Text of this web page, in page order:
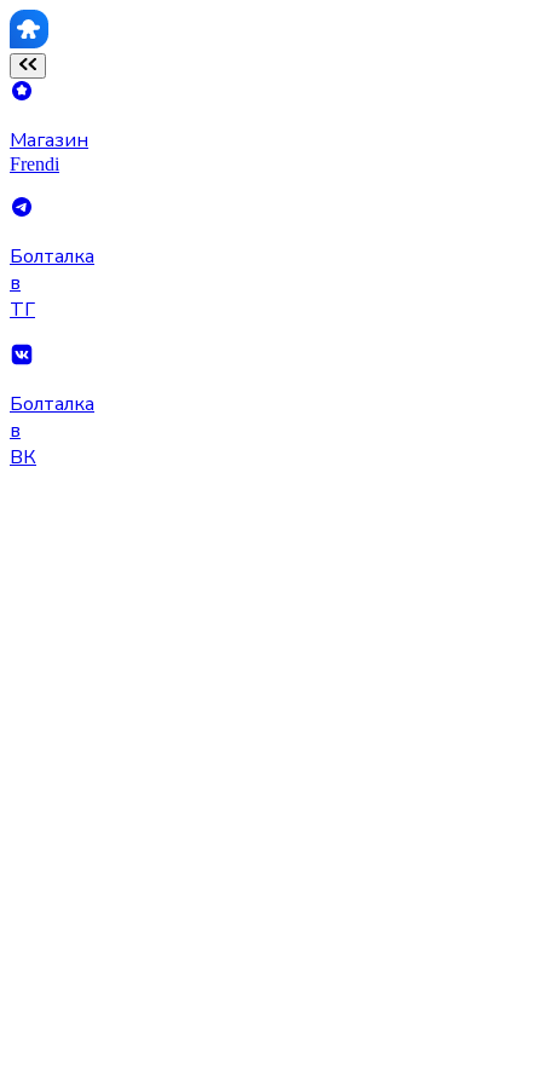
Магазин
Frendi
Болталка
в
ТГ
Болталка
в
ВК